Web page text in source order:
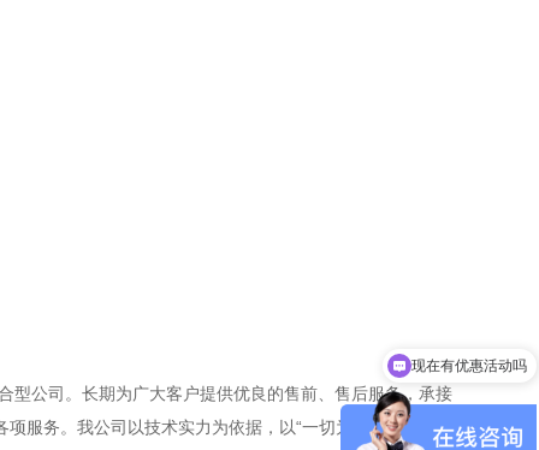
型公司。长期为广大客户提供优良的售前、售后服务，承接
服务。我公司以技术实力为依据，以“一切为用户服务"为
现在有优惠活动吗